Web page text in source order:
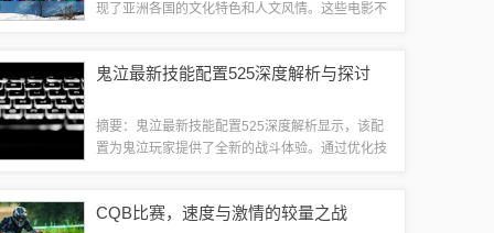
现了亚洲各国的文化特色和人文风情。这些电影不
到亚洲电影产业的蓬勃发展和创新力量，同时...
鬼泣最新技能配置525深度解析与探讨
摘要：鬼泣最新技能配置525深度解析显示，该配
置为鬼泣玩家提供了全新的战斗体验。通过优化技
高了输出效率和生存能力。对于喜欢挑战和...
CQB比赛，速度与激情的较量之战